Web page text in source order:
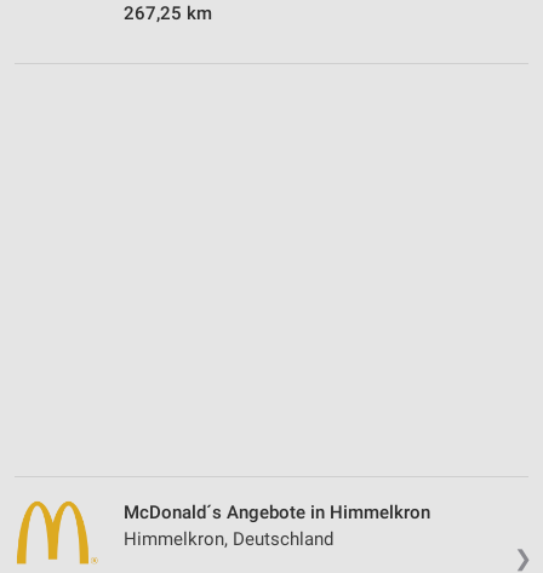
267,25 km
❯
McDonald´s Angebote in Himmelkron
Himmelkron, Deutschland